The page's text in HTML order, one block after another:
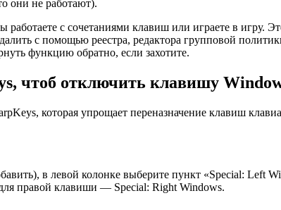
они не работают).
с сочетаниями клавиш или играете в игру.
с помощью реестра, редактора групповой
функцию обратно, если захотите.
чтоб отключить клавишу
которая упрощает переназначение клавиш
в левой колонке выберите пункт «Special:
правой клавиши — Special: Right Windows.